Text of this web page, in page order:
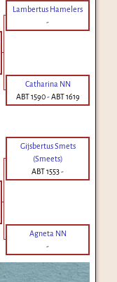
Lambertus Hamelers
-
Catharina NN
ABT 1590-ABT 1619
Gijsbertus Smets
(Smeets)
ABT 1553-
Agneta NN
-